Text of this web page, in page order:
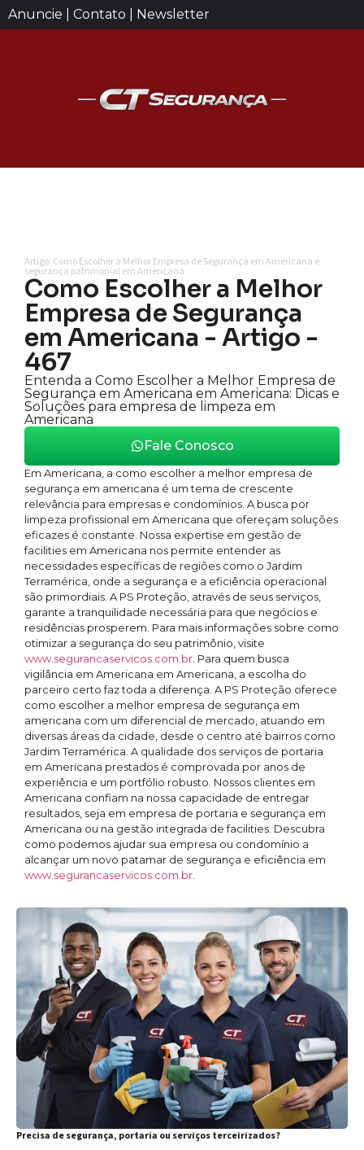
Anuncie | Contato | Newsletter
Artigo: Como Escolher a Melhor Empresa de Segurança em Americana e
segurança patrimonial em Americana
Como Escolher a Melhor
Empresa de Segurança
em Americana - Artigo -
467
Entenda a Como Escolher a Melhor Empresa de
Segurança em Americana em Americana: Dicas e
Soluções para empresa de limpeza em
Americana
Fale Conosco
Em Americana, a como escolher a melhor empresa de
segurança em americana é um tema de crescente
relevância para empresas e condomínios. A busca por
limpeza profissional em Americana que ofereçam soluções
eficazes é constante. Nossa expertise em gestão de
facilities em Americana nos permite entender as
necessidades específicas de regiões como o Jardim
Terramérica, onde a segurança e a eficiência operacional
são primordiais. A PS Proteção, através de seus serviços,
garante a tranquilidade necessária para que negócios e
residências prosperem. Para mais informações sobre como
otimizar a segurança do seu patrimônio, visite
www.segurancaservicos.com.br . Para quem busca
vigilância em Americana em Americana, a escolha do
parceiro certo faz toda a diferença. A PS Proteção oferece
como escolher a melhor empresa de segurança em
americana com um diferencial de mercado, atuando em
diversas áreas da cidade, desde o centro até bairros como
Jardim Terramérica. A qualidade dos serviços de portaria
em Americana prestados é comprovada por anos de
experiência e um portfólio robusto. Nossos clientes em
Americana confiam na nossa capacidade de entregar
resultados, seja em empresa de portaria e segurança em
Americana ou na gestão integrada de facilities. Descubra
como podemos ajudar sua empresa ou condomínio a
alcançar um novo patamar de segurança e eficiência em
www.segurancaservicos.com.br
Precisa de segurança, portaria ou serviços terceirizados?